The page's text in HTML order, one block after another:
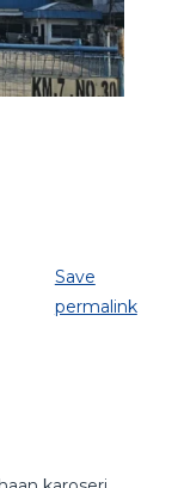
Save
permalink